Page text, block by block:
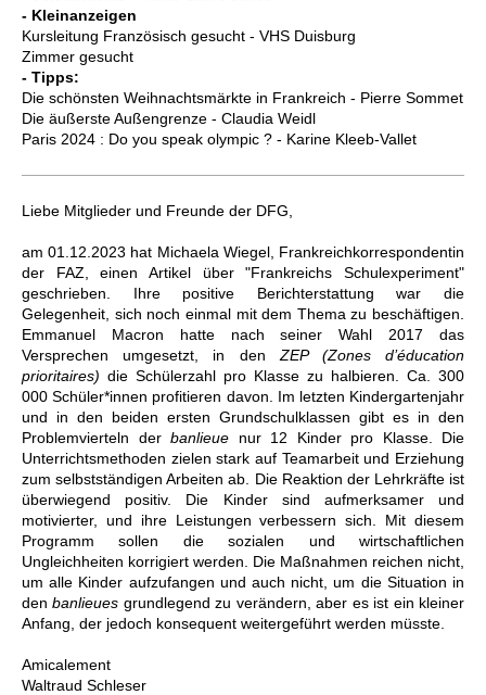
- Kleinanzeigen
Kursleitung Französisch gesucht - VHS Duisburg
Zimmer gesucht
- Tipps:
Die schönsten Weihnachtsmärkte in Frankreich - Pierre Sommet
Die äußerste Außengrenze - Claudia Weidl
Paris 2024 : Do you speak olympic ? - Karine Kleeb-Vallet
Liebe Mitglieder und Freunde der DFG,
am 01.12.2023 hat Michaela Wiegel, Frankreichkorrespondentin
der FAZ, einen Artikel über "Frankreichs Schulexperiment"
geschrieben. Ihre positive Berichterstattung war die
Gelegenheit, sich noch einmal mit dem Thema zu beschäftigen.
Emmanuel Macron hatte nach seiner Wahl 2017 das
Versprechen umgesetzt, in den ZEP (Zones d’éducation
prioritaires) die Schülerzahl pro Klasse zu halbieren. Ca. 300
000 Schüler*innen profitieren davon . Im letzten Kindergartenjahr
und in den beiden ersten Grundschulklassen gibt es in den
Problemvierteln derbanlieue nur 12 Kinder pro Klasse. Die
Unterrichtsmethoden zielen stark auf Teamarbeit und Erziehung
zum selbstständigen Arbeiten ab. Die Reaktion der Lehrkräfte ist
überwiegend positiv. Die Kinder sind aufmerksamer und
motivierter, und ihre Leistungenverbessern sich. Mit diesem
Programmsollen die sozialen und wirtschaftlichen
Ungleichheiten korrigiert werden. Die Maßnahmen reichen nicht,
um alle Kinder aufzufangen und auch nicht, um die Situation in
denbanlieues grundlegend zu verändern, aber es ist ein kleiner
Anfang, der jedoch konsequent weitergeführt werden müsste.
Amicalement
Waltraud Schleser